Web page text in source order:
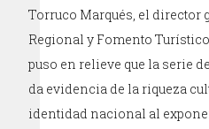
Torruco Marqués, el director
Regional y Fomento
puso en relieve que la serie
da evidencia de la riqueza
identidad nacional al